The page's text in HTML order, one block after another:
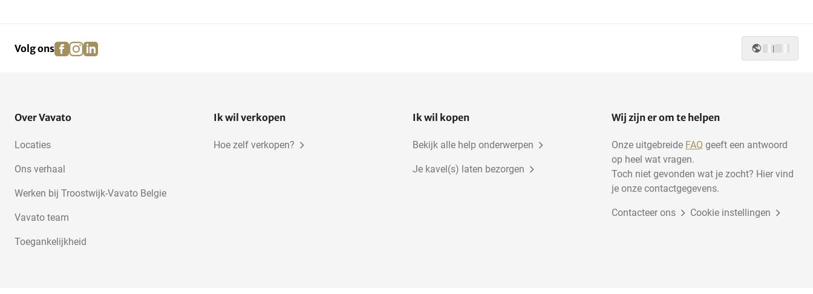
Volg ons facebook
instagram
linkedin |
Over Vavato
Locaties
Ons verhaal
Werken bij Troostwijk-Vavato Belgie
Vavato team
Toegankelijkheid
Ik wil verkopen
Hoe zelf verkopen?
Ik wil kopen
Bekijk alle help onderwerpen
Je kavel(s) laten bezorgen
Wij zijn er om te helpen
Onze uitgebreide FAQ geeft een antwoord
op heel wat vragen.
Toch niet gevonden wat je zocht? Hier vind
je onze contactgegevens.
Contacteer ons Cookie instellingen